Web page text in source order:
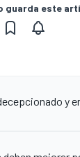
guarda este
y